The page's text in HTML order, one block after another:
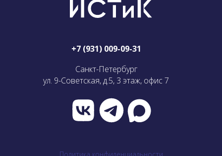
+7(931) 009-09-31
Санкт-Петербург
ул. 9-Советская, д.5, 3 этаж, офис 7